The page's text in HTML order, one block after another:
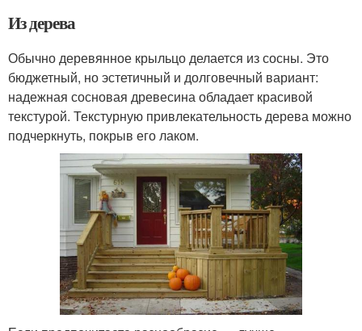
Из дерева
Обычно деревянное крыльцо делается из сосны. Это
бюджетный, но эстетичный и долговечный вариант:
надежная сосновая древесина обладает красивой
текстурой. Текстурную привлекательность дерева можно
подчеркнуть, покрыв его лаком.